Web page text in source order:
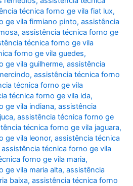
técnica forno ge vila fiat lux,
ge vila firmiano pinto,assistência
,assistência técnica forno ge
técnica forno ge vila
forno ge vila guedes,
ge vila guilherme,assistência
,assistência técnica forno
técnica forno ge vila
técnica forno ge vila ida,
ge vila indiana,assistência
,assistência técnica forno ge
técnica forno ge vila jaguara,
ge vila leonor,assistência técnica
assistência técnica forno ge vila
forno ge vila maria,
ge vila maria alta,assistência
baixa,assistência técnica forno